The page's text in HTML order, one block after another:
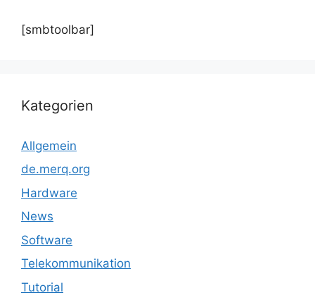
[smbtoolbar]
Kategorien
Allgemein
de.merq.org
Hardware
News
Software
Telekommunikation
Tutorial